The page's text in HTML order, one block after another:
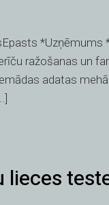
ražošanas un
adatas